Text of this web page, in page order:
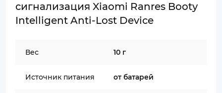
сигнализация Xiaomi Ranres Booty
Intelligent Anti-Lost Device
Вес 10 г
Источник питания от батарей